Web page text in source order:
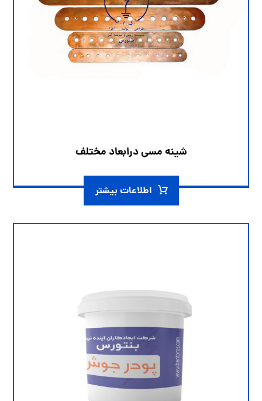
شینه مسی درابعاد مختلف
اطلاعات بیشتر